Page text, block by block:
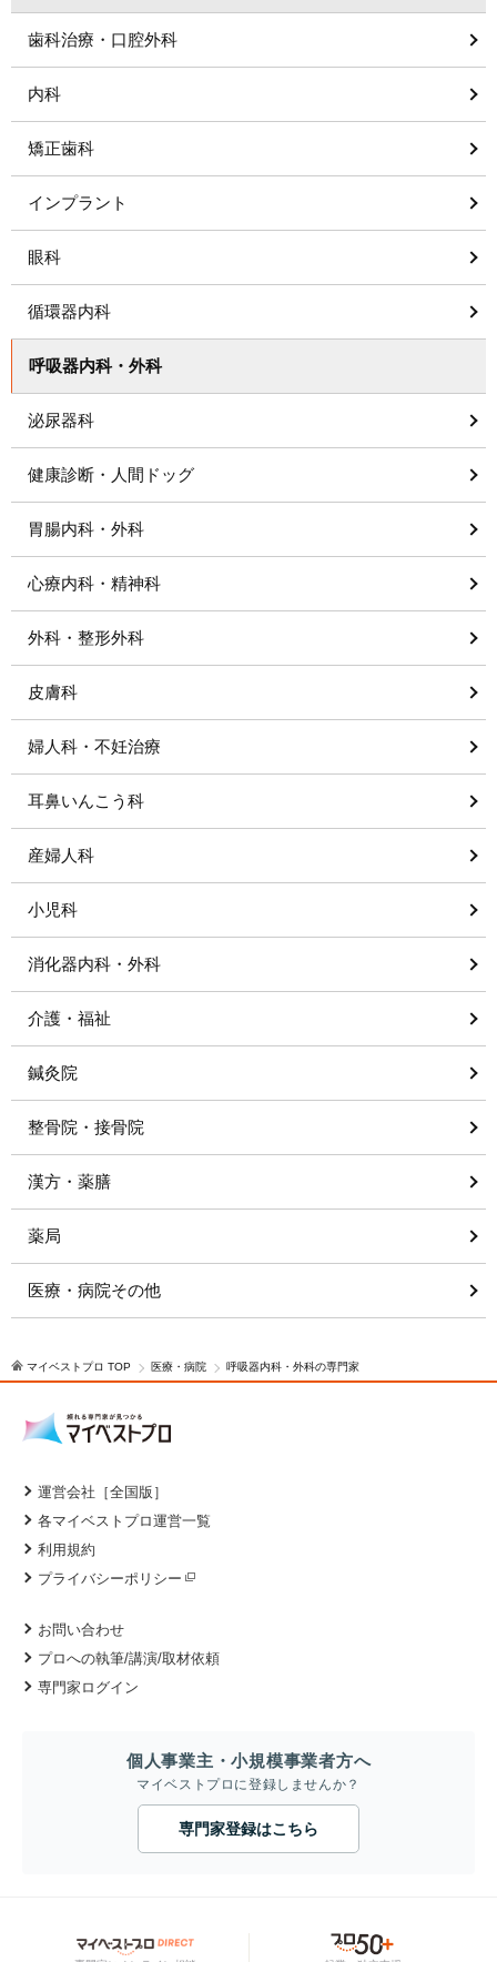
歯科治療・口腔外科
内科
矯正歯科
インプラント
眼科
循環器内科
呼吸器内科・外科
泌尿器科
健康診断・人間ドッグ
胃腸内科・外科
心療内科・精神科
外科・整形外科
皮膚科
婦人科・不妊治療
耳鼻いんこう科
産婦人科
小児科
消化器内科・外科
介護・福祉
鍼灸院
整骨院・接骨院
漢方・薬膳
薬局
医療・病院その他
マイベストプロ TOP 医療・病院 呼吸器内科・外科の専門家
運営会社［全国版］
各マイベストプロ運営一覧
利用規約
プライバシーポリシー
お問い合わせ
プロへの執筆/講演/取材依頼
専門家ログイン
個人事業主・小規模事業者方へ
マイベストプロに登録しませんか？
専門家登録はこちら